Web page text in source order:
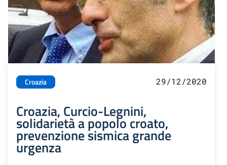
Croazia 29/12/2020
Croazia, Curcio-Legnini,
solidarietà a popolo croato,
prevenzione sismica grande
urgenza